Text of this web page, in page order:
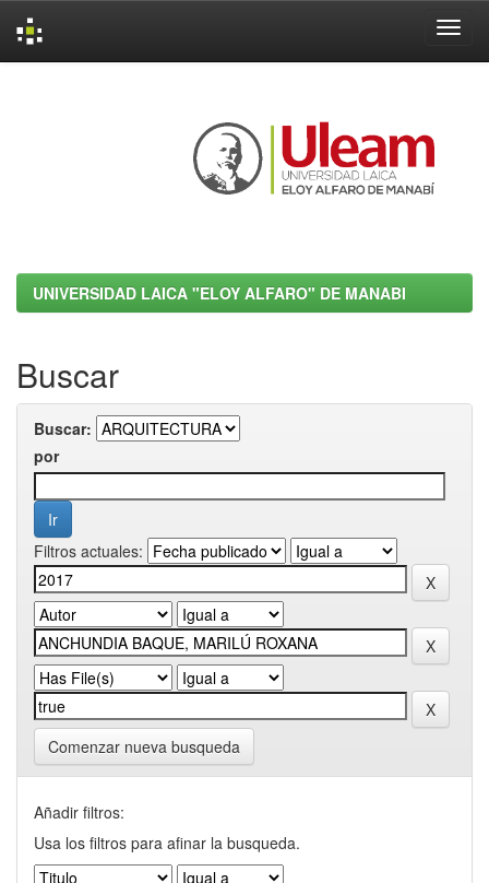
UNIVERSIDAD LAICA "ELOY ALFARO" DE MANABI
Buscar
Buscar:
por
Filtros actuales:
Comenzar nueva busqueda
Añadir filtros:
Usa los filtros para afinar la busqueda.